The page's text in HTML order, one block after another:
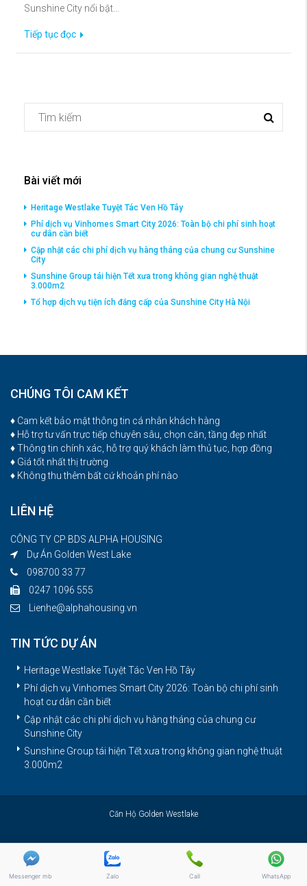
Sunshine City nổi bật...
Tiếp tục đọc
Bài viết mới
Heritage Westlake Tuyệt Tác Ven Hồ Tây
Phí dịch vụ Vinhomes Smart City 2026: Toàn bộ chi phí sinh hoạt
cư dân cần biết
Cập nhật các chi phí dịch vụ hàng tháng của chung cư Sunshine
City
Sunshine Group tái hiện Tết xưa trong không gian nghệ thuật
3.000m2
Tổ hợp dịch vụ tiện ích đắng cấp của Sunshine City Hà Nội
CHÚNG TÔI CAM KẾT
♦ Cam kết bảo mật thông tin cá nhân khách hàng
♦ Hỗ trợ tư vấn trực tiếp chuyên sâu, chọn căn, tầng đẹp nhất
♦ Thông tin chính xác, hỗ trợ quý khách làm thủ tục, hợp đồng
♦ Giá tốt nhất thị trường
♦ Không thu thêm bất cứ khoản phí nào
LIÊN HỆ
CÔNG TY CP BDS ALPHA HOUSING
Dự Án Golden West Lake
098700 33 77
0247 1096 555
Lienhe@alphahousing.vn
TIN TỨC DỰ ÁN
Heritage Westlake Tuyệt Tác Ven Hồ Tây
Phí dịch vụ Vinhomes Smart City 2026: Toàn bộ chi phí sinh
hoạt cư dân cần biết
Cập nhật các chi phí dịch vụ hàng tháng của chung cư
Sunshine City
Sunshine Group tái hiện Tết xưa trong không gian nghệ thuật
3.000m2
Căn Hộ Golden Westlake
Messenger mb Zalo Call WhatsApp